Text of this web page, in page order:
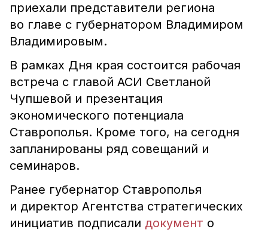
приехали представители региона
во главе с губернатором Владимиром
Владимировым.
В рамках Дня края состоится рабочая
встреча с главой АСИ Светланой
Чупшевой и презентация
экономического потенциала
Ставрополья. Кроме того, на сегодня
запланированы ряд совещаний и
семинаров.
Ранее губернатор Ставрополья
и директор Агентства стратегических
инициатив подписали документ о